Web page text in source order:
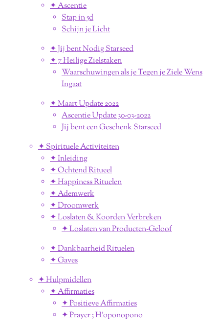
✦ Ascentie
Stap in 5d
Schijn je Licht
✦ Jij bent Nodig Starseed
✦ 7 Heilige Zielstaken
Waarschuwingen als je Tegen je Ziele Wens
Ingaat
✦ Maart Update 2022
Ascentie Update 30-03-2022
Jij bent een Geschenk Starseed
✦ Spirituele Activiteiten
✦ Inleiding
✦ Ochtend Ritueel
✦ Happiness Rituelen
✦ Ademwerk
✦ Droomwerk
✦ Loslaten & Koorden Verbreken
✦ Loslaten van Producten-Geloof
✦ Dankbaarheid Rituelen
✦ Gaves
✦ Hulpmidellen
✦ Affirmaties
✦ Positieve Affirmaties
✦ Prayer ; H'oponopono